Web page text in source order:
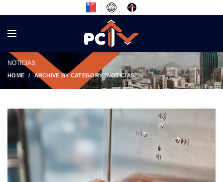
NOTICIAS
HOME ARCHIVE BY CATEGORY "NOTICIAS"